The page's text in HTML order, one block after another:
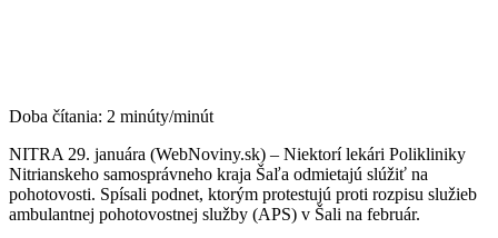
Doba čítania: 2 minúty/minút
NITRA 29. januára (WebNoviny.sk) – Niektorí lekári Polikliniky
Nitrianskeho samosprávneho kraja Šaľa odmietajú slúžiť na
pohotovosti. Spísali podnet, ktorým protestujú proti rozpisu služieb
ambulantnej pohotovostnej služby (APS) v Šali na február.